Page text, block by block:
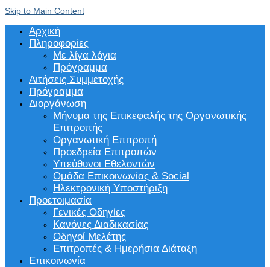
Skip to Main Content
Αρχική
Πληροφορίες
Με λίγα λόγια
Πρόγραμμα
Αιτήσεις Συμμετοχής
Πρόγραμμα
Διοργάνωση
Μήνυμα της Επικεφαλής της Οργανωτικής
Επιτροπής
Οργανωτική Επιτροπή
Προεδρεία Επιτροπών
Υπεύθυνοι Εθελοντών
Ομάδα Επικοινωνίας & Social
Ηλεκτρονική Υποστήριξη
Προετοιμασία
Γενικές Οδηγίες
Κανόνες Διαδικασίας
Οδηγοί Μελέτης
Επιτροπές & Ημερήσια Διάταξη
Επικοινωνία